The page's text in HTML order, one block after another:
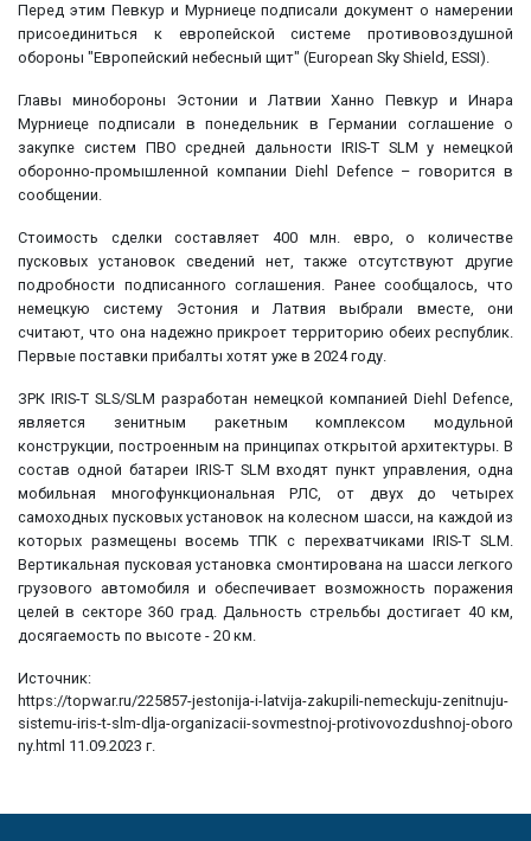
Перед этим Певкур и Мурниеце подписали документ о намерении
присоединиться к европейской системе противовоздушной
обороны "Европейский небесный щит" (European Sky Shield, ESSI).
Главы минобороны Эстонии и Латвии Ханно Певкур и Инара
Мурниеце подписали в понедельник в Германии соглашение о
закупке систем ПВО средней дальности IRIS-T SLM у немецкой
оборонно-промышленной компании Diehl Defence – говорится в
сообщении.
Стоимость сделки составляет 400 млн. евро, о количестве
пусковых установок сведений нет, также отсутствуют другие
подробности подписанного соглашения. Ранее сообщалось, что
немецкую систему Эстония и Латвия выбрали вместе, они
считают, что она надежно прикроет территорию обеих республик.
Первые поставки прибалты хотят уже в 2024 году.
ЗРК IRIS-T SLS/SLM разработан немецкой компанией Diehl Defence,
является зенитным ракетным комплексом модульной
конструкции, построенным на принципах открытой архитектуры. В
состав одной батареи IRIS-T SLM входят пункт управления, одна
мобильная многофункциональная РЛС, от двух до четырех
самоходных пусковых установок на колесном шасси, на каждой из
которых размещены восемь ТПК с перехватчиками IRIS-T SLM.
Вертикальная пусковая установка смонтирована на шасси легкого
грузового автомобиля и обеспечивает возможность поражения
целей в секторе 360 град. Дальность стрельбы достигает 40 км,
досягаемость по высоте - 20 км.
Источник:
https://topwar.ru/225857-jestonija-i-latvija-zakupili-nemeckuju-zenitnuju-
sistemu-iris-t-slm-dlja-organizacii-sovmestnoj-protivovozdushnoj-oboro
ny.html 11.09.2023 г.